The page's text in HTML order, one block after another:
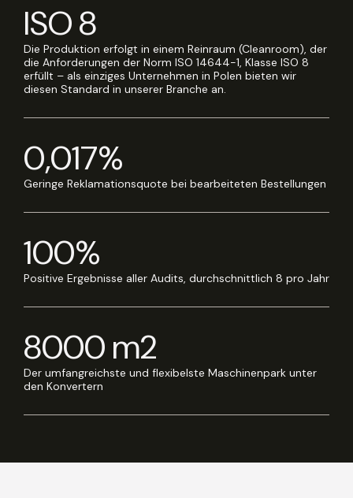
ISO 8
Die Produktion erfolgt in einem Reinraum (Cleanroom), der
die Anforderungen der Norm ISO 14644-1, Klasse ISO 8
erfüllt – als einziges Unternehmen in Polen bieten wir
diesen Standard in unserer Branche an.
0,017%
Geringe Reklamationsquote bei bearbeiteten Bestellungen
100%
Positive Ergebnisse aller Audits, durchschnittlich 8 pro Jahr
8000 m2
Der umfangreichste und flexibelste Maschinenpark unter
den Konvertern